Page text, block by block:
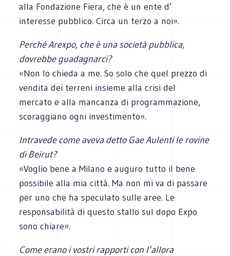
alla Fondazione Fiera, che è un ente d’
interesse pubblico. Circa un terzo a noi».
Perché Arexpo, che è una società pubblica,
dovrebbe guadagnarci?
«Non lo chieda a me. So solo che quel prezzo di
vendita dei terreni insieme alla crisi del
mercato e alla mancanza di programmazione,
scoraggiano ogni investimento».
Intravede come aveva detto Gae Aulenti le rovine
di Beirut?
«Voglio bene a Milano e auguro tutto il bene
possibile alla mia città. Ma non mi va di passare
per uno che ha speculato sulle aree. Le
responsabilità di questo stallo sul dopo Expo
sono chiare».
Come erano i vostri rapporti con l’allora